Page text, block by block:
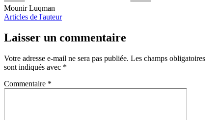
Mounir Luqman
Articles de l'auteur
Laisser un commentaire
Votre adresse e-mail ne sera pas publiée. Les champs obligatoires
sont indiqués avec *
Commentaire *